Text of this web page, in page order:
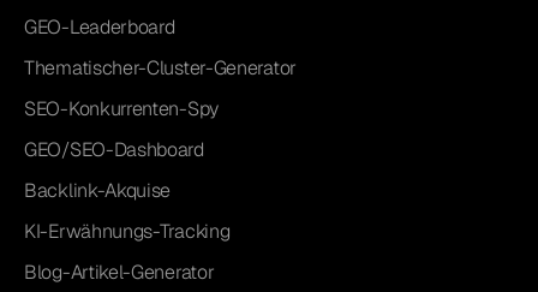
GEO-Leaderboard
Thematischer-Cluster-Generator
SEO-Konkurrenten-Spy
GEO/SEO-Dashboard
Backlink-Akquise
KI-Erwähnungs-Tracking
Blog-Artikel-Generator